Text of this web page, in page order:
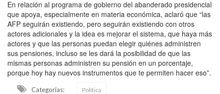
En relación al programa de gobierno del abanderado presidencial
que apoya, especialmente en materia económica, aclaró que “las
AFP seguirán existiendo, pero seguirán existiendo con otros
actores adicionales y la idea es mejorar el sistema, que haya más
actores y que las personas puedan elegir quiénes administren
sus pensiones, incluso se les dará la posibilidad de que las
mismas personas administren su pensión en un porcentaje,
porque hoy hay nuevos instrumentos que te permiten hacer eso”.
Categorias: Política